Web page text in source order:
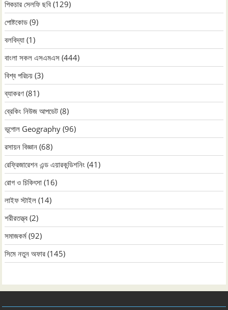
পিকচার সেলফি ছবি (129)
পোষ্টকোড (9)
বলবিদ্যা (1)
বাংলা সকল এসএমএস (444)
বিশ্ব পরিচয় (3)
ব্যাকরণ (81)
ব্রেকিং নিউজ আপডেট (8)
ভূগোল Geography (96)
রসায়ন বিজ্ঞান (68)
রেফ্রিজারেশন এন্ড এয়ারকন্ডিশনিং (41)
রোগ ও চিকিৎসা (16)
লাইফ স্টাইল (14)
শরীরতত্ত্ব (2)
সমাজকর্ম(92)
সিমে নতুন ‍অফার (145)